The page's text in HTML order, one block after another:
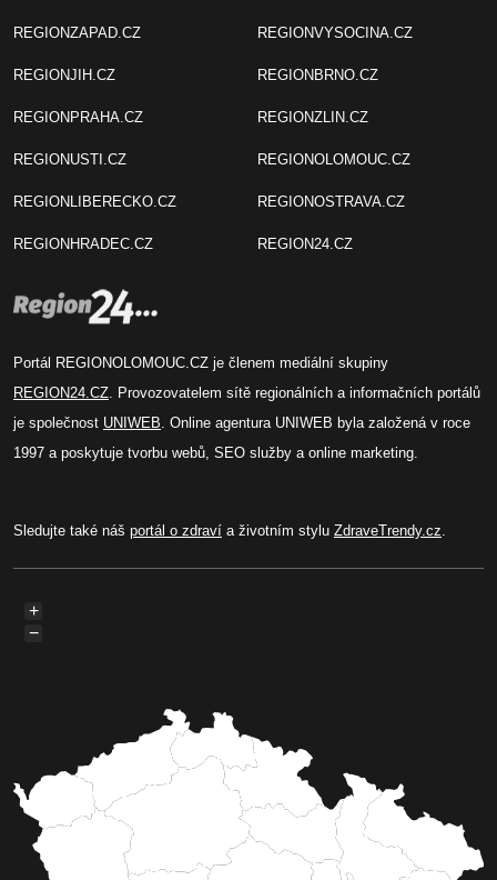
REGIONZAPAD.CZ
REGIONJIH.CZ
REGIONPRAHA.CZ
REGIONUSTI.CZ
REGIONLIBERECKO.CZ
REGIONHRADEC.CZ
REGIONVYSOCINA.CZ
REGIONBRNO.CZ
REGIONZLIN.CZ
REGIONOLOMOUC.CZ
REGIONOSTRAVA.CZ
REGION24.CZ
Portál REGIONOLOMOUC.CZ je členem mediální skupiny
REGION24.CZ . Provozovatelem sítě regionálních a informačních portálů
je společnost UNIWEB . Online agentura UNIWEB byla založená v roce
1997 a poskytuje tvorbu webů, SEO služby a online marketing.
Sledujte také náš portál o zdraví a životním stylu ZdraveTrendy.cz
+
−